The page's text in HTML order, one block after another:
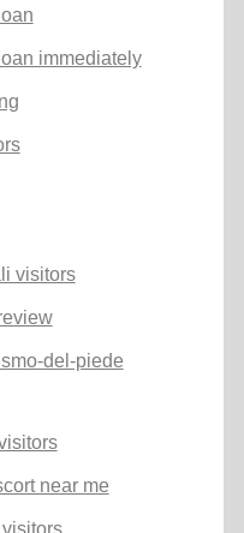
immediately
visitors
del-piede
near me